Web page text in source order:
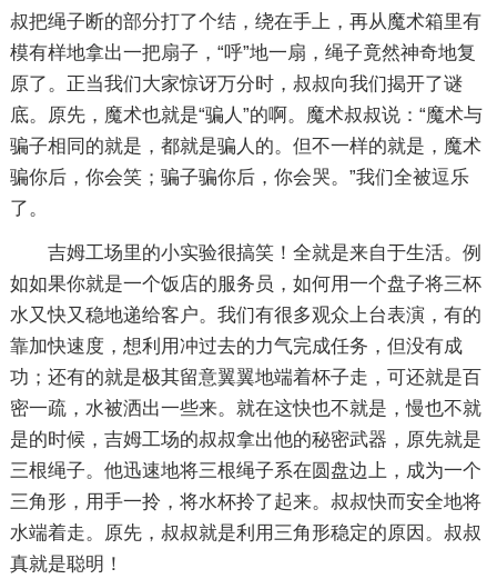
叔把绳子断的部分打了个结，绕在手上，再从魔术箱里有
模有样地拿出一把扇子，“呼”地一扇，绳子竟然神奇地复
原了。正当我们大家惊讶万分时，叔叔向我们揭开了谜
底。原先，魔术也就是“骗人”的啊。魔术叔叔说：“魔术与
骗子相同的就是，都就是骗人的。但不一样的就是，魔术
骗你后，你会笑；骗子骗你后，你会哭。”我们全被逗乐
了。
吉姆工场里的小实验很搞笑！全就是来自于生活。例
如如果你就是一个饭店的服务员，如何用一个盘子将三杯
水又快又稳地递给客户。我们有很多观众上台表演，有的
靠加快速度，想利用冲过去的力气完成任务，但没有成
功；还有的就是极其留意翼翼地端着杯子走，可还就是百
密一疏，水被洒出一些来。就在这快也不就是，慢也不就
是的时候，吉姆工场的叔叔拿出他的秘密武器，原先就是
三根绳子。他迅速地将三根绳子系在圆盘边上，成为一个
三角形，用手一拎，将水杯拎了起来。叔叔快而安全地将
水端着走。原先，叔叔就是利用三角形稳定的原因。叔叔
真就是聪明！